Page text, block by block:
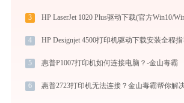
3 HP LaserJet 1020 Plus驱动下载(官方Win10/
4
5 惠普P1007打印机如何连接电脑？-金山毒霸
6 惠普2723打印机无法连接？金山毒霸帮你解